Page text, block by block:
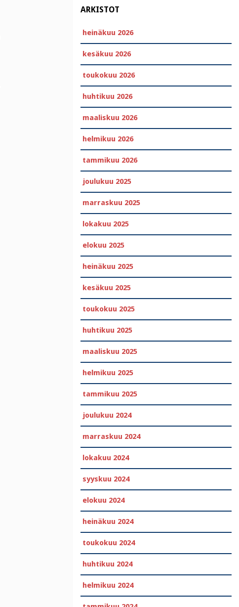
ARKISTOT
heinäkuu 2026
kesäkuu 2026
toukokuu 2026
huhtikuu 2026
maaliskuu 2026
helmikuu 2026
tammikuu 2026
joulukuu 2025
marraskuu 2025
lokakuu 2025
elokuu 2025
heinäkuu 2025
kesäkuu 2025
toukokuu 2025
huhtikuu 2025
maaliskuu 2025
helmikuu 2025
tammikuu 2025
joulukuu 2024
marraskuu 2024
lokakuu 2024
syyskuu 2024
elokuu 2024
heinäkuu 2024
toukokuu 2024
huhtikuu 2024
helmikuu 2024